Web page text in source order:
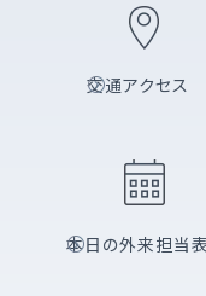
交通アクセス
本日の外来担当表